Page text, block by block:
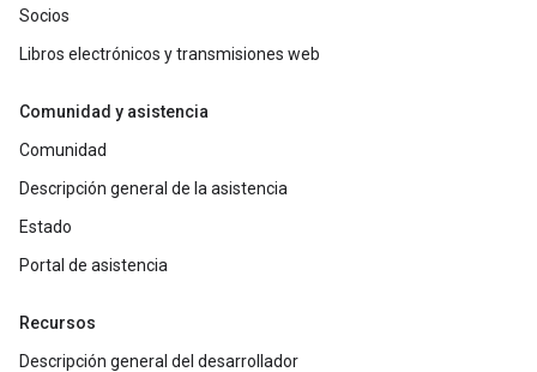
Socios
Libros electrónicos y transmisiones web
Comunidad y asistencia
Comunidad
Descripción general de la asistencia
Estado
Portal de asistencia
Recursos
Descripción general del desarrollador